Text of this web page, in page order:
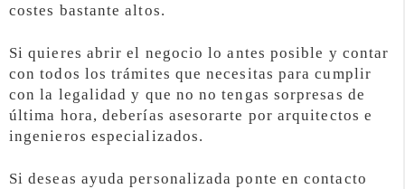
costes bastante altos.
Si quieres abrir el negocio lo antes posible y contar
con todos los trámites que necesitas para cumplir
con la legalidad y que no no tengas sorpresas de
última hora, deberías asesorarte por arquitectos e
ingenieros especializados.
Si deseas ayuda personalizada ponte en contacto